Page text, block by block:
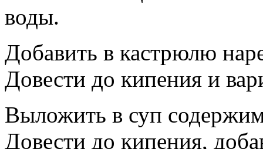
воды.
Добавить в кастрюлю
Довести до кипения и
Выложить в суп
Довести до кипения,